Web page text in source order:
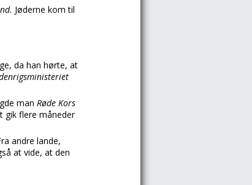
Jøderne kom til
da han hørte, at
man Røde Kors
gik flere måneder
andre lande,
at vide, at den